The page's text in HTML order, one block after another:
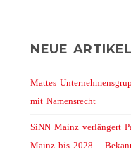
NEUE ARTIKEL
Mattes
mit Namensrecht
SiNN Mainz verlängert
Mainz bis 2028 –